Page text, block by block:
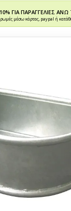
ΓΙΑ ΠΑΡΑΓΓΕΛΙΕΣ
μέσω κάρτας, paypal ή